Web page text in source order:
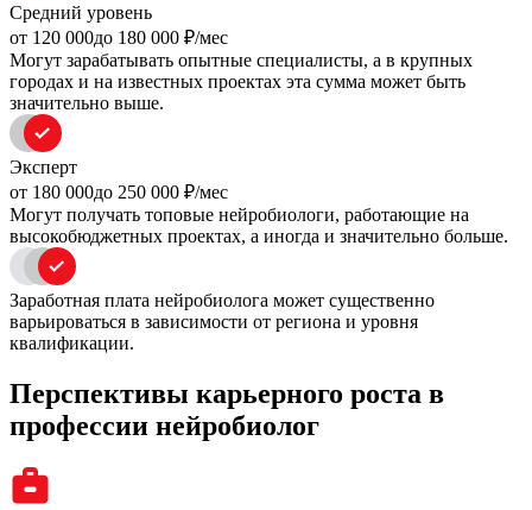
Средний уровень
oт 120 000до 180 000 ₽/мес
Могут зарабатывать опытные специалисты, а в крупных
городах и на известных проектах эта сумма может быть
значительно выше.
Эксперт
oт 180 000до 250 000 ₽/мес
Могут получать топовые нейробиологи, работающие на
высокобюджетных проектах, а иногда и значительно больше.
Заработная плата нейробиолога может существенно
варьироваться в зависимости от региона и уровня
квалификации.
Перспективы карьерного роста в
профессии нейробиолог